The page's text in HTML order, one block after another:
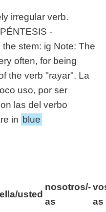
irregular verb.
-
stem: ig Note: The
often, for being
the verb "rayar". La
uso, por ser
las del verbo
in blue
usted
nosotros/-
as
as